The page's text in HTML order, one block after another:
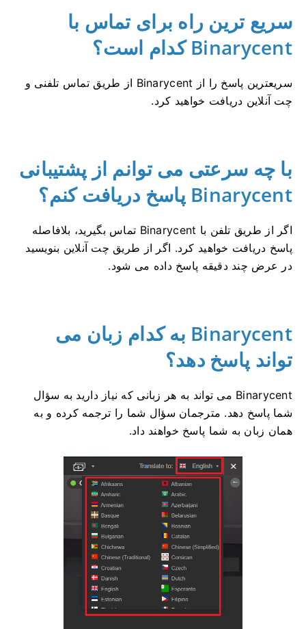
سریع ترین راه برای تماس با
Binarycent کدام است؟
سریعترین پاسخ را از Binarycent از طریق تماس تلفنی و
چت آنلاین دریافت خواهید کرد.
با چه سرعتی می توانم از پشتیبانی
Binarycent پاسخ دریافت کنم؟
اگر از طریق تلفن با Binarycent تماس بگیرید، بلافاصله
پاسخ دریافت خواهید کرد. اگر از طریق چت آنلاین بنویسید
در عرض چند دقیقه پاسخ داده می شود.
Binarycent به کدام زبان می
تواند پاسخ دهد؟
Binarycent می تواند به هر زبانی که نیاز دارید به سؤال
شما پاسخ دهد. مترجمان سؤال شما را ترجمه کرده و به
همان زبان به شما پاسخ خواهند داد.